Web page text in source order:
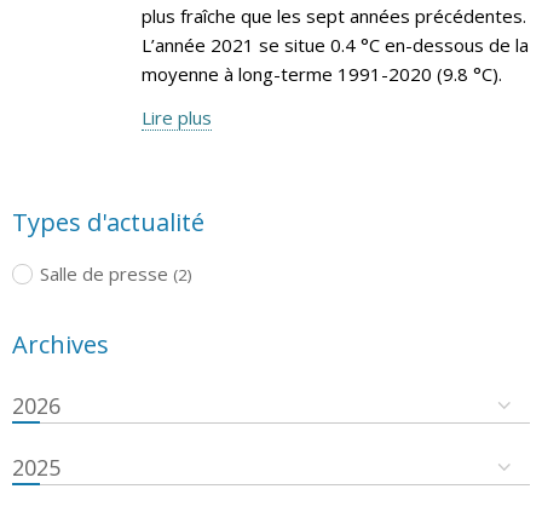
plus fraîche que les sept années précédentes.
L’année 2021 se situe 0.4 °C en-dessous de la
moyenne à long-terme 1991-2020 (9.8 °C).
Lire plus
Types d'actualité
Salle de presse (2)
Archives
2026
2025